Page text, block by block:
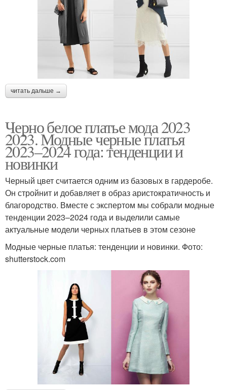
читать дальше →
Черно белое платье мода 2023
2023. Модные черные платья
2023–2024 года: тенденции и
новинки
Черный цвет считается одним из базовых в гардеробе.
Он стройнит и добавляет в образ аристократичность и
благородство. Вместе с экспертом мы собрали модные
тенденции 2023–2024 года и выделили самые
актуальные модели черных платьев в этом сезоне
Модные черные платья: тенденции и новинки. Фото:
shutterstock.com